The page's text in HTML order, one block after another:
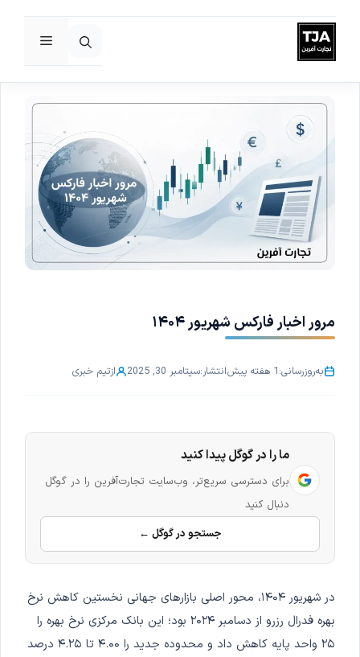
پرش
به
فهرست
مرور اخبار فارکس شهریور ۱۴۰۴
به‌روزرسانی:1 هفته پیش انتشار:سپتامبر 30, 2025 ازتیم خبری
ما را در گوگل پیدا کنید
برای دسترسی سریع‌تر، وب‌سایت تجارت‌آفرین را در گوگل
دنبال کنید
جستجو در گوگل ←
در شهریور ۱۴۰۴، محور اصلی بازارهای جهانی نخستین کاهش نرخ
بهره فدرال رزرو از دسامبر ۲۰۲۴ بود؛ این بانک مرکزی نرخ بهره را
۲۵ واحد پایه کاهش داد و محدوده جدید را ۴.۰۰ تا ۴.۲۵ درصد